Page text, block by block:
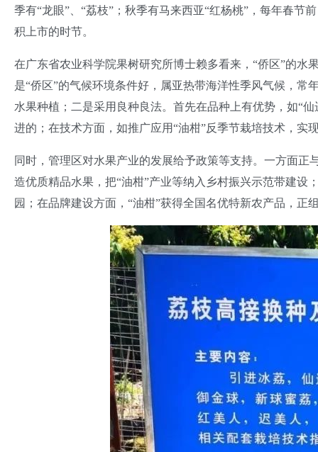
季有“龙眼”、“荔枝”；秋季有马来西亚“红杨桃”，每年春节
积上市的时节。
在广东省农业科学院果树研究所博士赖多看来，“侨区”的
是“侨区”的气候环境条件好，属亚热带海洋性季风气候，
水果种植；二是采用良种良法。首先在品种上有优势，如“
进的；在技术方面，如推广应用“油柑”反季节栽培技术，实
同时，管理区对水果产业的发展给予政策等支持。一方面
造优质精品水果，把“油柑”产业等纳入乡村振兴示范带建设
园；在品牌建设方面，“油柑”获得全国名优特新农产品，正